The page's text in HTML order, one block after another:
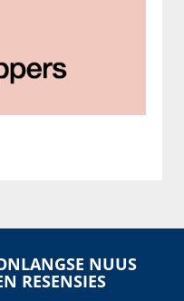
NUUS
RESENSIES